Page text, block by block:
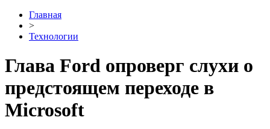
Главная
>
Технологии
Глава Ford опроверг слухи о
предстоящем переходе в
Microsoft